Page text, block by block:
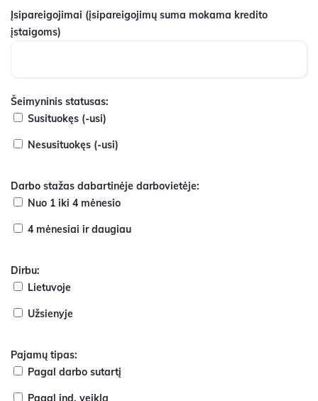
Įsipareigojimai (įsipareigojimų suma mokama kredito
įstaigoms)
Šeimyninis statusas:
Susituokęs (-usi)
Nesusituokęs (-usi)
Darbo stažas dabartinėje darbovietėje:
Nuo 1 iki 4 mėnesio
4 mėnesiai ir daugiau
Dirbu:
Lietuvoje
Užsienyje
Pajamų tipas:
Pagal darbo sutartį
Pagal ind. veiklą